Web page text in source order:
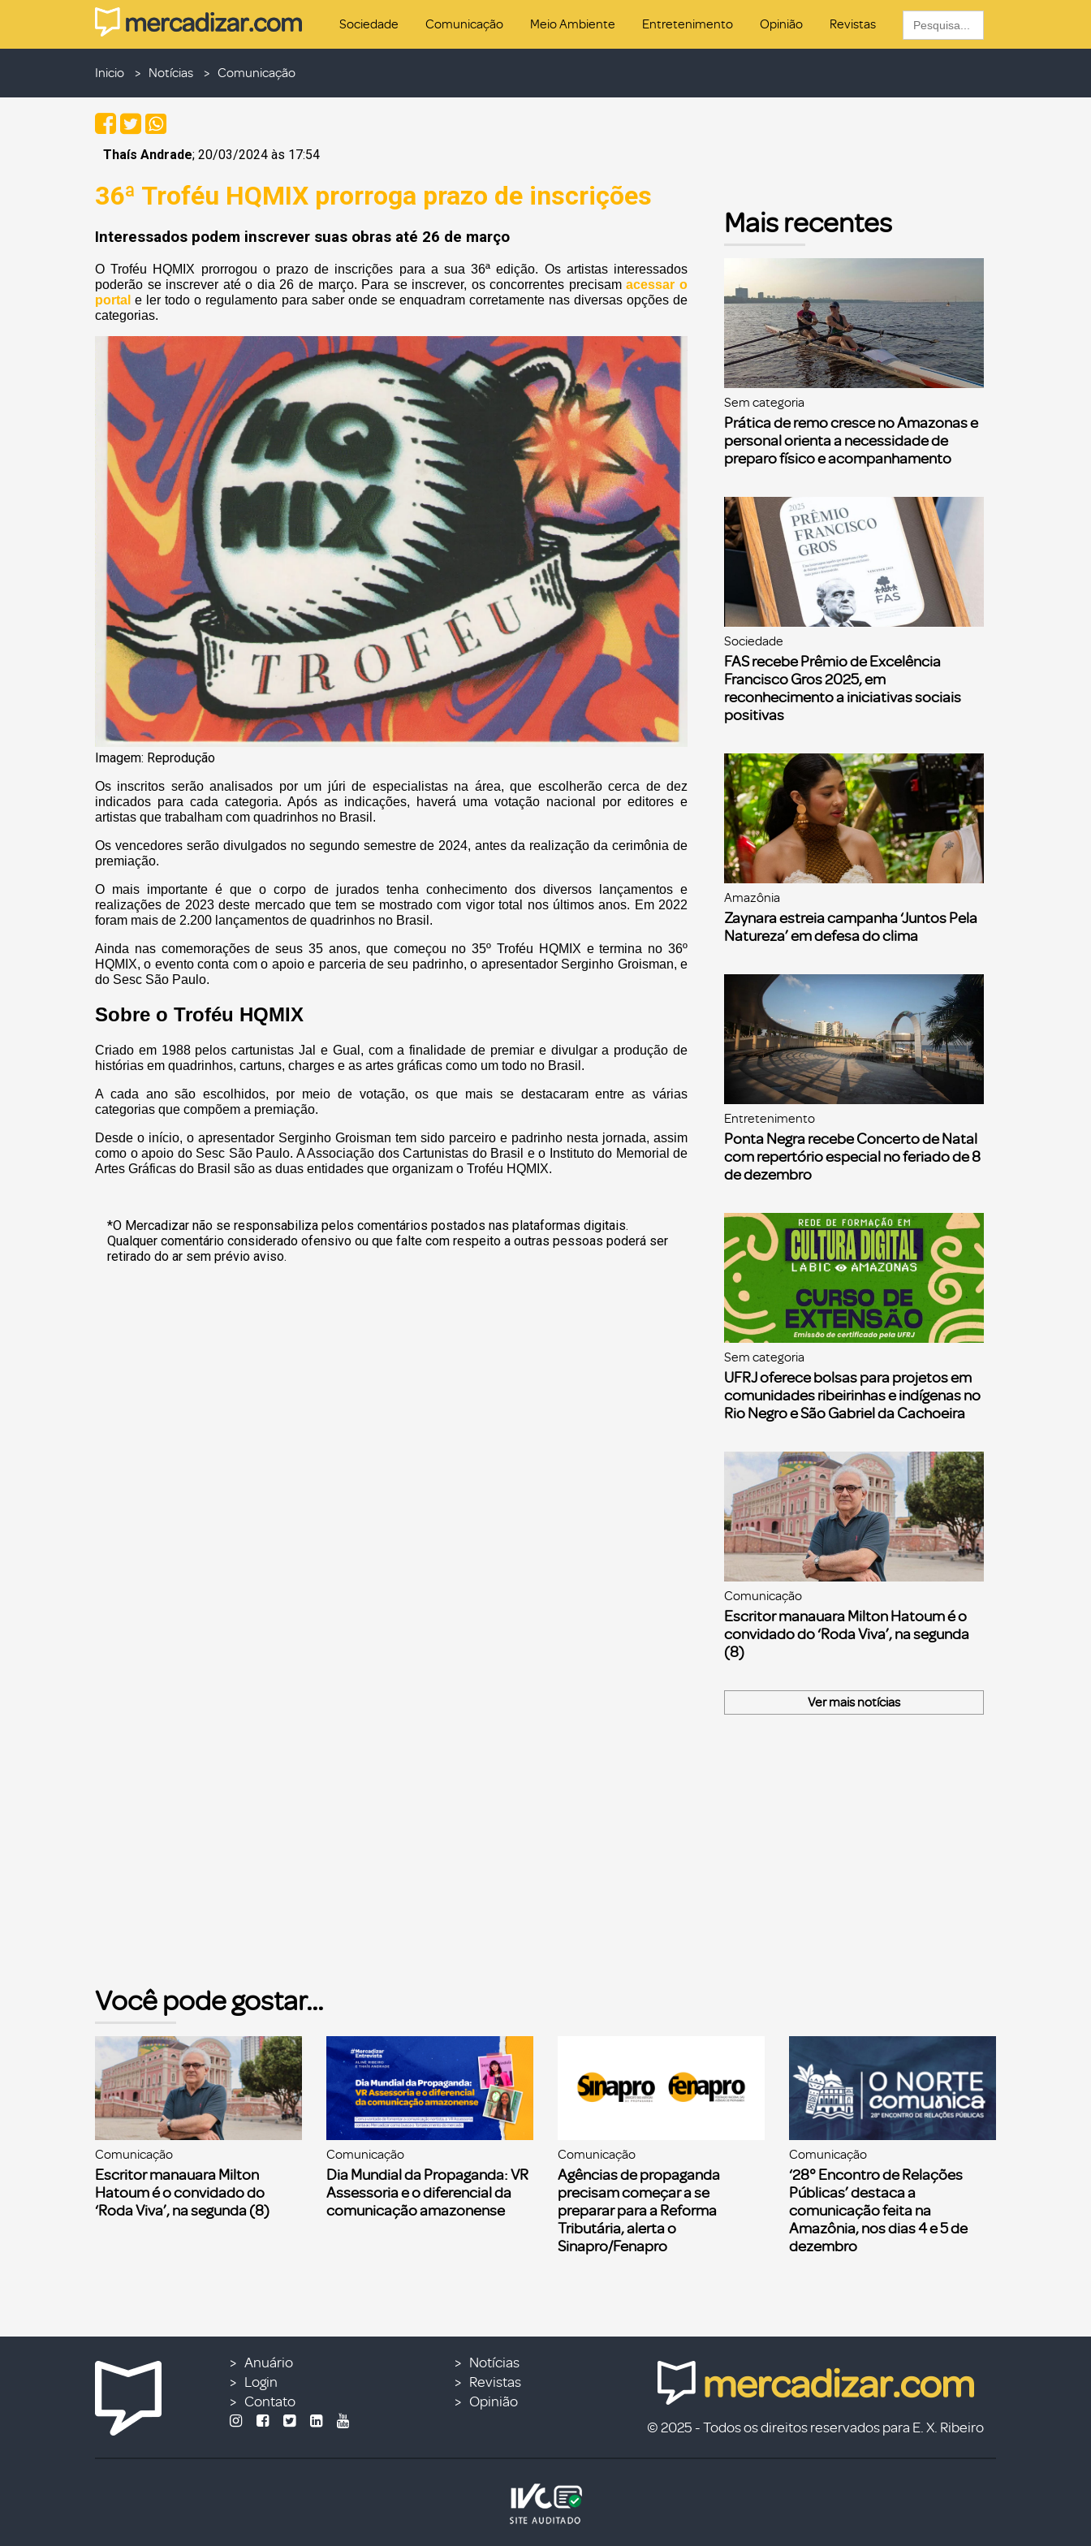
Sociedade Comunicação Meio Ambiente Entretenimento Opinião Revistas
Search
for:
Inicio Notícias Comunicação
Thaís Andrade; 20/03/2024 às 17:54
36ª Troféu HQMIX prorroga prazo de inscrições
Interessados podem inscrever suas obras até 26 de março
O Troféu HQMIX prorrogou o prazo de inscrições para a sua 36ª edição. Os artistas interessados
poderão se inscrever até o dia 26 de março. Para se inscrever, os concorrentes precisamacessar o
portal e ler todo o regulamento para saber onde se enquadram corretamente nas diversas opções de
categorias.
Imagem: Reprodução
Os inscritos serão analisados por um júri de especialistas na área, que escolherão cerca de dez
indicados para cada categoria. Após as indicações, haverá uma votação nacional por editores e
artistas que trabalham com quadrinhos no Brasil.
Os vencedores serão divulgados no segundo semestre de 2024, antes da realização da cerimônia de
premiação.
O mais importante é que o corpo de jurados tenha conhecimento dos diversos lançamentos e
realizações de 2023 deste mercado que tem se mostrado com vigor total nos últimos anos. Em 2022
foram mais de 2.200 lançamentos de quadrinhos no Brasil.
Ainda nas comemorações de seus 35 anos, que começou no 35º Troféu HQMIX e termina no 36º
HQMIX, o evento conta com o apoio e parceria de seu padrinho, o apresentador Serginho Groisman, e
do Sesc São Paulo.
Sobre o Troféu HQMIX
Criado em 1988 pelos cartunistas Jal e Gual, com a finalidade de premiar e divulgar a produção de
histórias em quadrinhos, cartuns, charges e as artes gráficas como um todo no Brasil.
A cada ano são escolhidos, por meio de votação, os que mais se destacaram entre as várias
categorias que compõem a premiação.
Desde o início, o apresentador Serginho Groisman tem sido parceiro e padrinho nesta jornada, assim
como o apoio do Sesc São Paulo. A Associação dos Cartunistas do Brasil e o Instituto do Memorial de
Artes Gráficas do Brasil são as duas entidades que organizam o Troféu HQMIX.
*O Mercadizar não se responsabiliza pelos comentários postados nas plataformas digitais.
Qualquer comentário considerado ofensivo ou que falte com respeito a outras pessoas poderá ser
retirado do ar sem prévio aviso.
Mais recentes
Sem categoria
Prática de remo cresce no Amazonas e
personal orienta a necessidade de
preparo físico e acompanhamento
Sociedade
FAS recebe Prêmio de Excelência
Francisco Gros 2025, em
reconhecimento a iniciativas sociais
positivas
Amazônia
Zaynara estreia campanha ‘Juntos Pela
Natureza’ em defesa do clima
Entretenimento
Ponta Negra recebe Concerto de Natal
com repertório especial no feriado de 8
de dezembro
Sem categoria
UFRJ oferece bolsas para projetos em
comunidades ribeirinhas e indígenas no
Rio Negro e São Gabriel da Cachoeira
Comunicação
Escritor manauara Milton Hatoum é o
convidado do ‘Roda Viva’, na segunda
(8)
Ver mais notícias
Você pode gostar...
Comunicação
Escritor manauara Milton
Hatoum é o convidado do
‘Roda Viva’, na segunda (8)
Comunicação
Dia Mundial da Propaganda: VR
Assessoria e o diferencial da
comunicação amazonense
Comunicação
Agências de propaganda
precisam começar a se
preparar para a Reforma
Tributária, alerta o
Sinapro/Fenapro
Comunicação
‘28° Encontro de Relações
Públicas’ destaca a
comunicação feita na
Amazônia, nos dias 4 e 5 de
dezembro
Anuário
Login
Contato
Notícias
Revistas
Opinião
© 2025 - Todos os direitos reservados para E. X. Ribeiro